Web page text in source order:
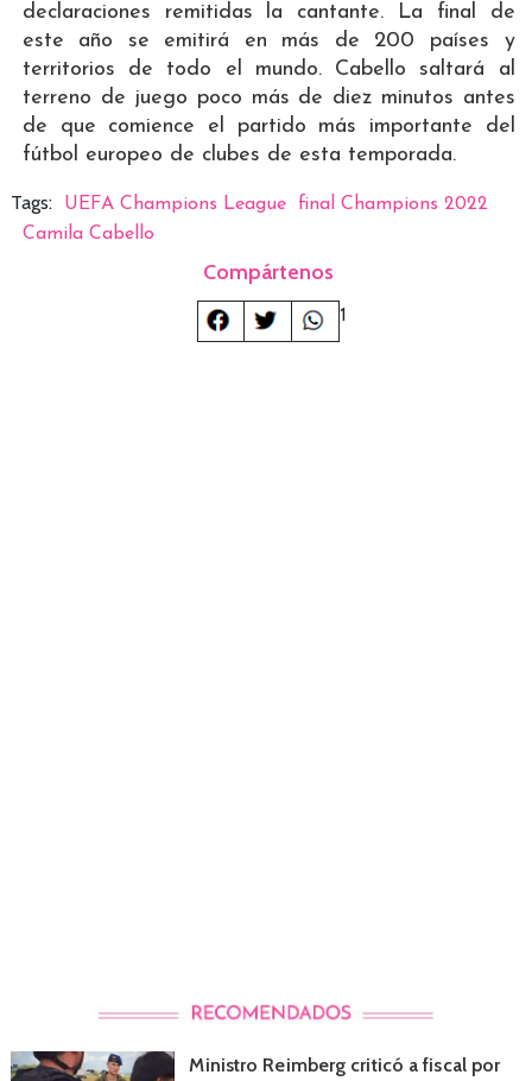
declaraciones remitidas la cantante. La final de
este año se emitirá en más de 200 países y
territorios de todo el mundo. Cabello saltará al
terreno de juego poco más de diez minutos antes
de que comience el partido más importante del
fútbol europeo de clubes de esta temporada.
Tags: UEFA Champions League
final Champions 2022
Camila Cabello
Compártenos
1
Ministro Reimberg criticó a fiscal por